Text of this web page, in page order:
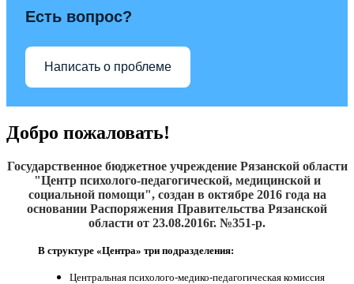
Есть вопрос?
Написать о проблеме
Добро пожаловать!
Государственное бюджетное учреждение Рязанской области
"Центр психолого-педагогической, медицинской и
социальной помощи", создан в октябре 2016года на
основании Распоряжения Правительства Рязанской
области от 23.08.2016г. №351-р.
В структуре «Центра» три подразделения:
Центральная психолого-медико-педагогическая комиссия